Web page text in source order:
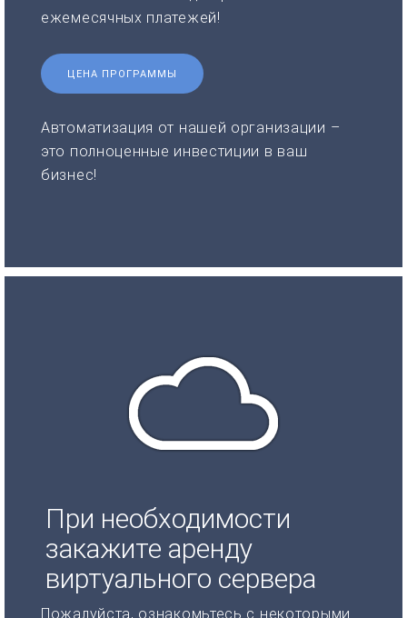
ежемесячных платежей!
ЦЕНА ПРОГРАММЫ
Автоматизация от нашей организации –
это полноценные инвестиции в ваш
бизнес!
При необходимости
закажите аренду
виртуального сервера
Пожалуйста, ознакомьтесь с некоторыми